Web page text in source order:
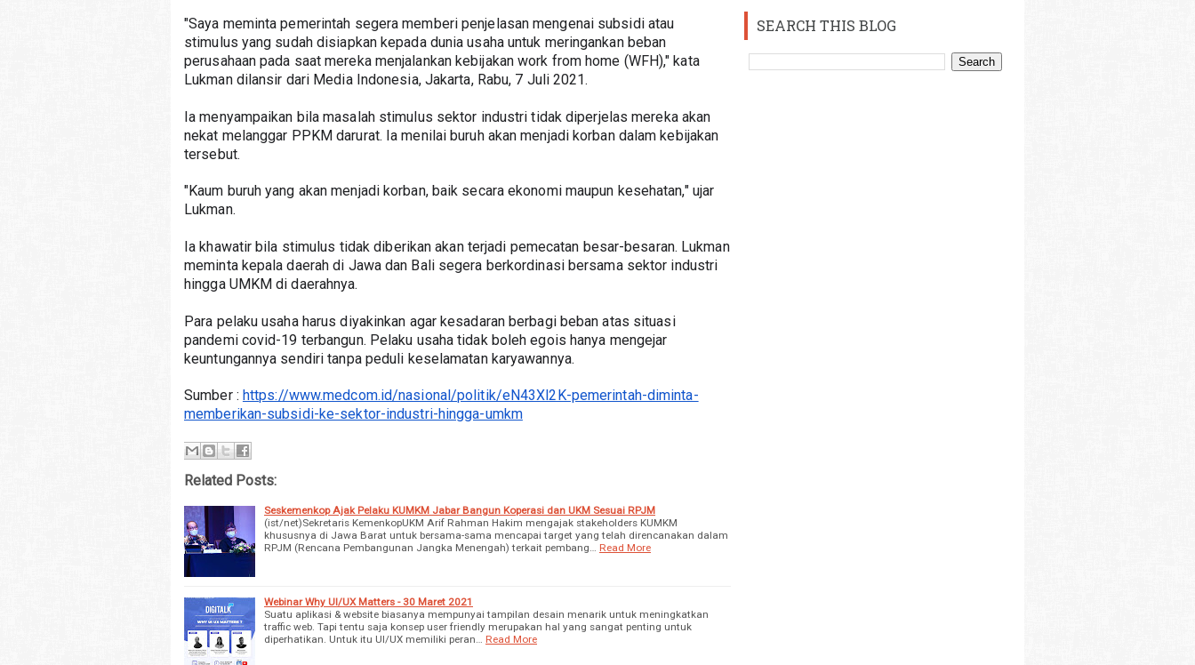
"Saya meminta pemerintah segera memberi penjelasan mengenai subsidi atau
stimulus yang sudah disiapkan kepada dunia usaha untuk meringankan beban
perusahaan pada saat mereka menjalankan kebijakan work from home (WFH)," kata
Lukman dilansir dari Media Indonesia, Jakarta, Rabu, 7 Juli 2021.
Ia menyampaikan bila masalah stimulus sektor industri tidak diperjelas mereka akan
nekat melanggar PPKM darurat. Ia menilai buruh akan menjadi korban dalam kebijakan
tersebut.
"Kaum buruh yang akan menjadi korban, baik secara ekonomi maupun kesehatan," ujar
Lukman.
Ia khawatir bila stimulus tidak diberikan akan terjadi pemecatan besar-besaran. Lukman
meminta kepala daerah di Jawa dan Bali segera berkordinasi bersama sektor industri
hingga UMKM di daerahnya.
Para pelaku usaha harus diyakinkan agar kesadaran berbagi beban atas situasi
pandemi covid-19 terbangun. Pelaku usaha tidak boleh egois hanya mengejar
keuntungannya sendiri tanpa peduli keselamatan karyawannya.
Sumber : https://www.medcom.id/nasional/politik/eN43Xl2K-pemerintah-diminta-
memberikan-subsidi-ke-sektor-industri-hingga-umkm
Related Posts:
Seskemenkop Ajak Pelaku KUMKM Jabar Bangun Koperasi dan UKM Sesuai RPJM
(ist/net)Sekretaris KemenkopUKM Arif Rahman Hakim mengajak stakeholders KUMKM
khususnya di Jawa Barat untuk bersama-sama mencapai target yang telah direncanakan dalam
RPJM (Rencana Pembangunan Jangka Menengah) terkait pembang…
Read More
Webinar Why UI/UX Matters - 30 Maret 2021
Suatu aplikasi & website biasanya mempunyai tampilan desain menarik untuk meningkatkan
traffic web. Tapi tentu saja konsep user friendly merupakan hal yang sangat penting untuk
diperhatikan. Untuk itu UI/UX memiliki peran…
Read More
SEARCH THIS BLOG